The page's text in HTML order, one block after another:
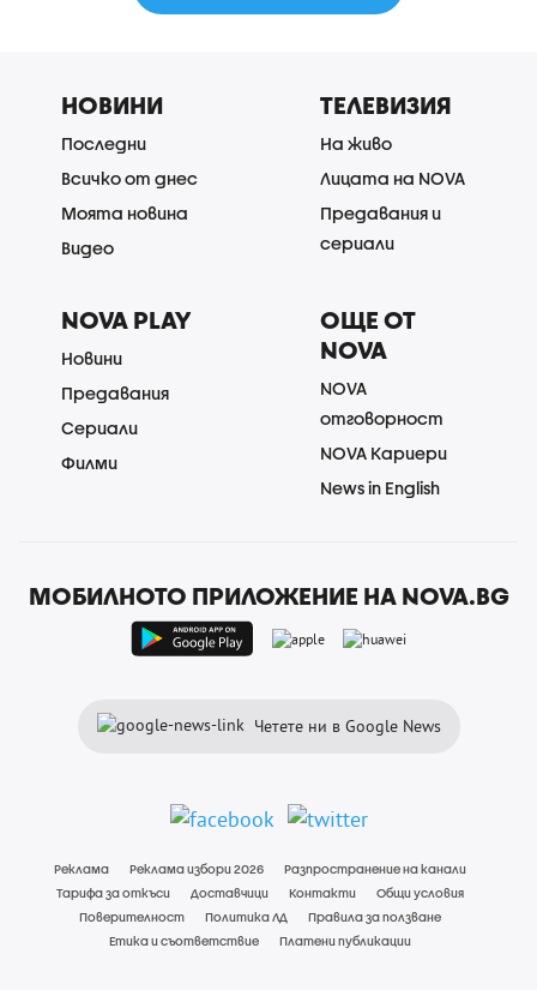
НОВИНИ
Последни
Всичко от днес
Моята новина
Видео
ТЕЛЕВИЗИЯ
На живо
Лицата на NOVA
Предавания и
сериали
NOVA PLAY
Новини
Предавания
Сериали
Филми
ОЩЕ ОТ
NOVA
NOVA
отговорност
NOVA Кариери
News in English
МОБИЛНОТО ПРИЛОЖЕНИЕ НА NOVA.BG
Четете ни в Google News
Реклама Реклама избори 2026
Разпространение на канали
Тарифа за откъси
Доставчици Контакти
Общи условия
Поверителност
Политика ЛД
Правила за ползване
Етика и съответствие
Платени публикации